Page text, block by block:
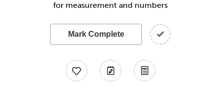
for measurement and numbers
Mark Complete